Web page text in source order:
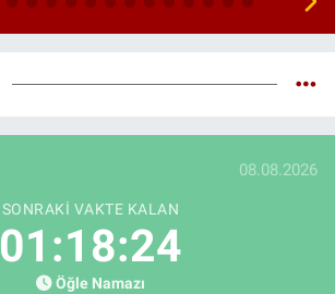
08.08.2026
SONRAKI VAKTE KALAN
01:18:23
Öğle Namazı